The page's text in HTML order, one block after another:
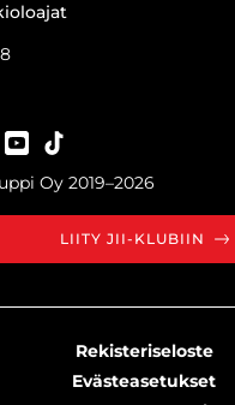
LinkedInYoutube
Oy 2019–2026
LIITY JII-KLUBIIN
Rekisteriseloste
Evästeasetukset